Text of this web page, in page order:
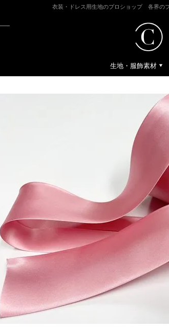
衣装・ドレス用生地のプロショップ 各界の
生地・服飾素材